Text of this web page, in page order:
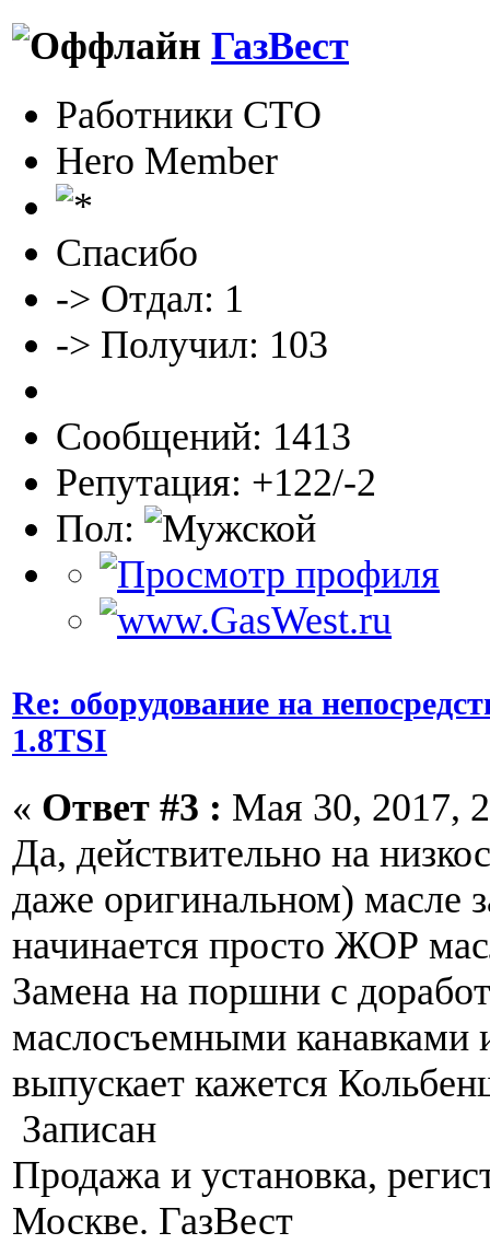
ГазВест
Работники СТО
Hero Member
Спасибо
-> Отдал: 1
-> Получил: 103
Сообщений: 1413
Репутация: +122/-2
Пол:
Re: оборудование на
1.8TSI
« Ответ #3 : Мая 30, 2017,
Да, действительно на
даже оригинальном) масле
начинается просто ЖОР
Замена на поршни с
маслосъемными канавками
выпускает кажется
Записан
Продажа и установка,
Москве. ГазВест